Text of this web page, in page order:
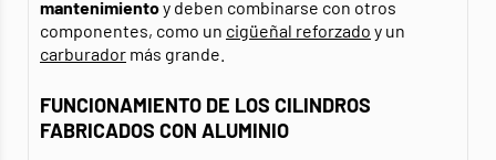
mantenimientoy deben combinarse con otros
componentes, como un cigüeñal reforzado y un
carburador más grande.
FUNCIONAMIENTO DE LOS CILINDROS
FABRICADOS CON ALUMINIO